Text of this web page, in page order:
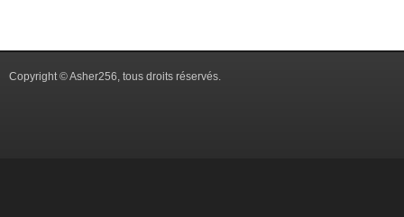
Copyright © Asher256, tous droits réservés.